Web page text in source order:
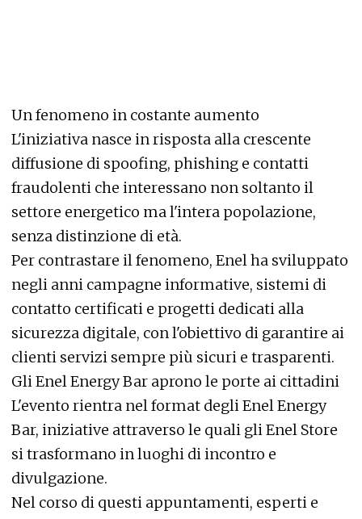
Un fenomeno in costante aumento
L'iniziativa nasce in risposta alla crescente
diffusione di spoofing, phishing e contatti
fraudolenti che interessano non soltanto il
settore energetico ma l'intera popolazione,
senza distinzione di età.
Per contrastare il fenomeno, Enel ha sviluppato
negli anni campagne informative, sistemi di
contatto certificati e progetti dedicati alla
sicurezza digitale, con l'obiettivo di garantire ai
clienti servizi sempre più sicuri e trasparenti.
Gli Enel Energy Bar aprono le porte ai cittadini
L'evento rientra nel format degli Enel Energy
Bar, iniziative attraverso le quali gli Enel Store
si trasformano in luoghi di incontro e
divulgazione.
Nel corso di questi appuntamenti, esperti e